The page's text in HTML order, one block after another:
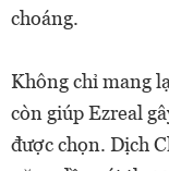
choáng.
Không chỉ mang
còn giúp Ezreal
được chọn. Dịch